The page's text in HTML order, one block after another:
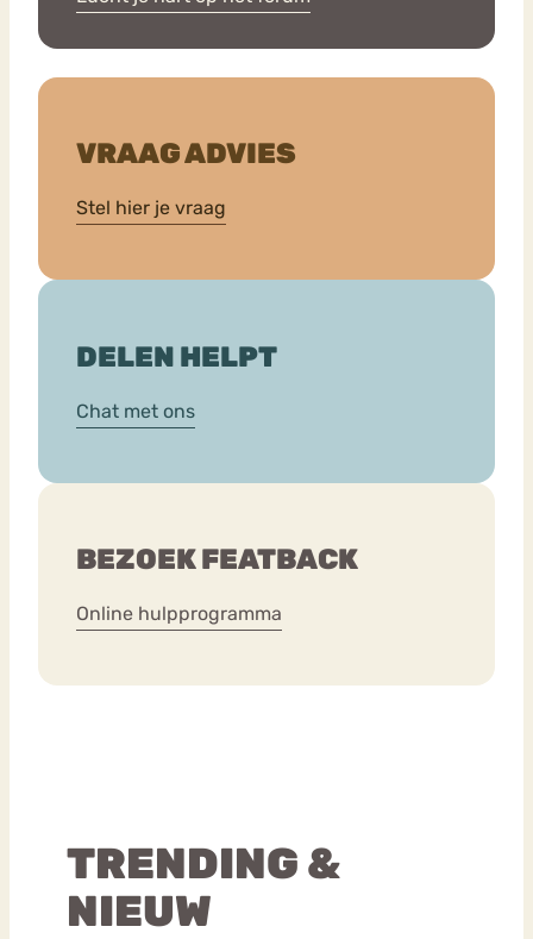
VRAAG ADVIES
Stel hier je vraag
DELEN HELPT
Chat met ons
BEZOEK FEATBACK
Online hulpprogramma
TRENDING &
NIEUW